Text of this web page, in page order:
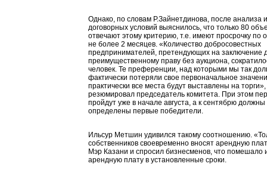
Однако, по словам Р.Зайнетдинова, после анализа
договорных условий выяснилось, что только 80
отвечают этому критерию, т.е. имеют просрочку по
не более 2 месяцев. «Количество добросовестных
предпринимателей, претендующих на заключение
преимущественному праву без аукциона,
человек. Те преференции, над которыми мы так
фактически потеряли свое первоначальное
практически все места будут выставлены на торги»,
резюмировал председатель комитета. При этом
пройдут уже в начале августа, а к сентябрю
определены первые победители.
Ильсур Метшин удивился такому соотношению.
собственников своевременно вносят арендную
Мэр Казани и спросил бизнесменов, что помешало
арендную плату в установленные сроки.